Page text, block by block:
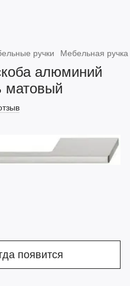
ручки Мебельная
алюминий
матовый
появится